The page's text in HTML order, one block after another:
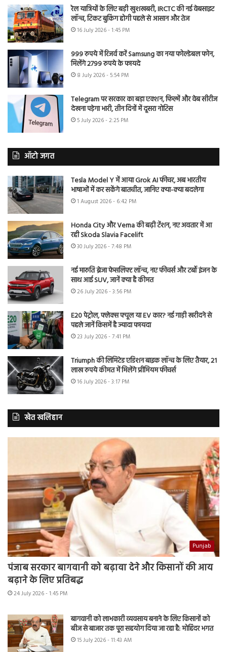
रेल यात्रियों के लिए बड़ी खुशखबरी, IRCTC की नई वेबसाइट
लॉन्च, टिकट बुकिंग होगी पहले से आसान और तेज
16 July 2026 - 1:45 PM
999 रुपये में रिजर्व करें Samsung का नया फोल्डेबल फोन,
मिलेंगे 2799 रुपये के फायदे
8 July 2026 - 5:54 PM
Telegram पर सरकार का बड़ा एक्शन, फिल्में और वेब सीरीज
देखना पड़ेगा भारी, तीन दिनों में दूसरा नोटिस
5 July 2026 - 2:25 PM
ऑटो जगत
Tesla Model Y में आया Grok AI फीचर, अब भारतीय
भाषाओं में कर सकेंगे बातचीत, जानिए क्या-क्या बदलेगा
1 August 2026 - 6:42 PM
Honda City और Verna की बढ़ी टेंशन, नए अवतार में आ
रही Skoda Slavia Facelift
30 July 2026 - 7:48 PM
नई मारुति ब्रेजा फेसलिफ्ट लॉन्च, नए फीचर्स और टर्बो इंजन के
साथ आई SUV, जानें क्या है कीमत
26 July 2026 - 3:56 PM
E20 पेट्रोल, फ्लेक्स फ्यूल या EV कार? नई गाड़ी खरीदने से
पहले जानें किसमें है ज्यादा फायदा
23 July 2026 - 7:41 PM
Triumph की लिमिटेड एडिशन बाइक लॉन्च के लिए तैयार, 21
लाख रुपये कीमत में मिलेंगे प्रीमियम फीचर्स
16 July 2026 - 3:17 PM
खेत खलिहान
Punjab
पंजाब सरकार बागवानी को बढ़ावा देने और किसानों की आय
बढ़ाने के लिए प्रतिबद्ध
24 July 2026 - 1:45 PM
बागवानी को लाभकारी व्यवसाय बनाने के लिए किसानों को
बीज से बाजार तक पूरा सहयोग दिया जा रहा है: मोहिंदर भगत
15 July 2026 - 11:43 AM